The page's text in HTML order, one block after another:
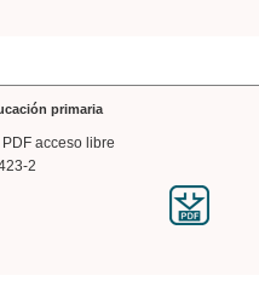
primaria
acceso libre
2